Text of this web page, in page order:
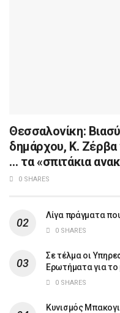
Θεσσαλονίκη:
δημάρχου, Κ. Ζέρβα
… τα «σπιτάκια
0 SHARES
Λίγα πράγματα
0 SHARES
Σε τέλμα οι
Ερωτήματα για
0 SHARES
Κυνισμός